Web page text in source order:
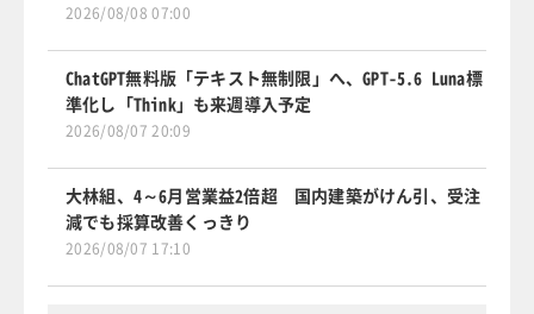
2026/08/08 07:00
ChatGPT無料版「テキスト無制限」へ、GPT-5.6 Luna標
準化し「Think」も来週導入予定
2026/08/07 20:09
大林組、4～6月営業益2倍超 国内建築がけん引、受注
減でも採算改善くっきり
2026/08/07 17:10